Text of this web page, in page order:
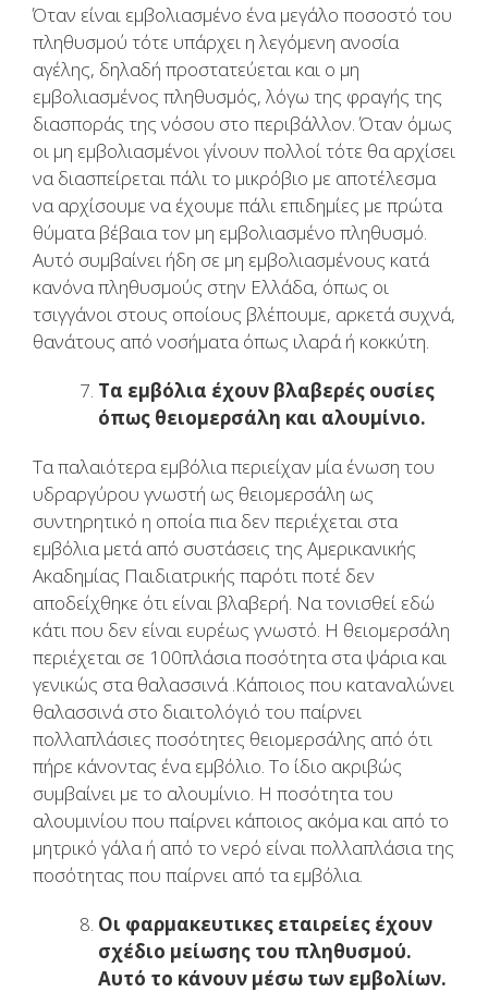
Όταν είναι εμβολιασμένο ένα μεγάλο ποσοστό του
πληθυσμού τότε υπάρχει η λεγόμενη ανοσία
αγέλης, δηλαδή προστατεύεται και ο μη
εμβολιασμένος πληθυσμός, λόγω της φραγής της
διασποράς της νόσου στο περιβάλλον. Όταν όμως
οι μη εμβολιασμένοι γίνουν πολλοί τότε θα αρχίσει
να διασπείρεται πάλι το μικρόβιο με αποτέλεσμα
να αρχίσουμε να έχουμε πάλι επιδημίες με πρώτα
θύματα βέβαια τον μη εμβολιασμένο πληθυσμό.
Αυτό συμβαίνει ήδη σε μη εμβολιασμένους κατά
κανόνα πληθυσμούς στην Ελλάδα, όπως οι
τσιγγάνοι στους οποίους βλέπουμε, αρκετά συχνά,
θανάτους από νοσήματα όπως ιλαρά ή κοκκύτη.
Τα εμβόλια έχουν βλαβερές ουσίες
όπως θειομερσάλη και αλουμίνιο.
Τα παλαιότερα εμβόλια περιείχαν μία ένωση του
υδραργύρου γνωστή ως θειομερσάλη ως
συντηρητικό η οποία πια δεν περιέχεται στα
εμβόλια μετά από συστάσεις της Αμερικανικής
Ακαδημίας Παιδιατρικής παρότι ποτέ δεν
αποδείχθηκε ότι είναι βλαβερή. Να τονισθεί εδώ
κάτι που δεν είναι ευρέως γνωστό. Η θειομερσάλη
περιέχεται σε 100πλάσια ποσότητα στα ψάρια και
γενικώς στα θαλασσινά .Κάποιος που καταναλώνει
θαλασσινά στο διαιτολόγιό του παίρνει
πολλαπλάσιες ποσότητες θειομερσάλης από ότι
πήρε κάνοντας ένα εμβόλιο. Το ίδιο ακριβώς
συμβαίνει με το αλουμίνιο. Η ποσότητα του
αλουμινίου που παίρνει κάποιος ακόμα και από το
μητρικό γάλα ή από το νερό είναι πολλαπλάσια της
ποσότητας που παίρνει από τα εμβόλια.
Οι φαρμακευτικες εταιρείες έχουν
σχέδιο μείωσης του πληθυσμού.
Αυτό το κάνουν μέσω των εμβολίων.